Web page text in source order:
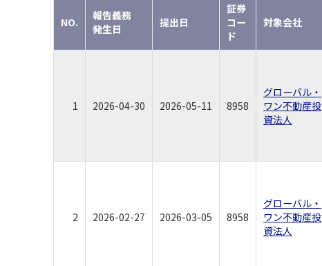
NO.
報告義務
発生日
提出日
証券
コー
ド
対象会社
1 2026-04-30 2026-05-11 8958
グローバル・
ワン不動産投
資法人
2 2026-02-27 2026-03-05 8958
グローバル・
ワン不動産投
資法人